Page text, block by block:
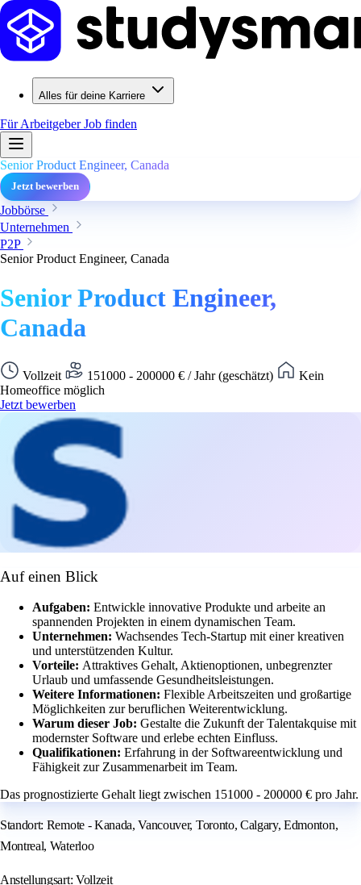
Alles für deine Karriere
Für ArbeitgeberJob finden
Senior Product Engineer, Canada
Jetzt bewerben
Jobbörse
Unternehmen
P2P
Senior Product Engineer, Canada
Senior Product Engineer,
Canada
Vollzeit 151000 - 200000 € / Jahr (geschätzt)
Kein
Homeoffice möglich
Jetzt bewerben
Auf einen Blick
Aufgaben: Entwickle innovative Produkte und arbeite an
spannenden Projekten in einem dynamischen Team.
Unternehmen: Wachsendes Tech-Startup mit einer kreativen
und unterstützenden Kultur.
Vorteile: Attraktives Gehalt, Aktienoptionen, unbegrenzter
Urlaub und umfassende Gesundheitsleistungen.
Weitere Informationen: Flexible Arbeitszeiten und großartige
Möglichkeiten zur beruflichen Weiterentwicklung.
Warum dieser Job: Gestalte die Zukunft der Talentakquise mit
modernster Software und erlebe echten Einfluss.
Qualifikationen: Erfahrung in der Softwareentwicklung und
Fähigkeit zur Zusammenarbeit im Team.
Das prognostizierte Gehalt liegt zwischen 151000 - 200000 € pro Jahr.
Standort: Remote - Kanada, Vancouver, Toronto, Calgary, Edmonton,
Montreal, Waterloo
Anstellungsart: Vollzeit